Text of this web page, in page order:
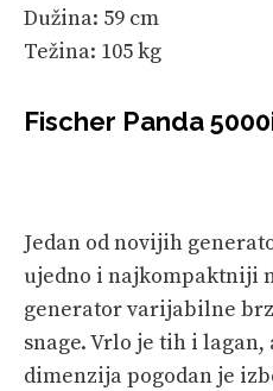
Dužina: 59 cm
Težina: 105 kg
Fischer Panda
Jedan od novijih
ujedno i najkompaktniji
generator varijabilne
snage. Vrlo je tih i
dimenzija pogodan je